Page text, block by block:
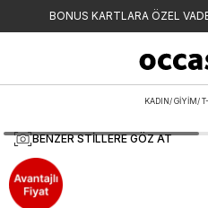
BONUS KARTLARA ÖZEL
KADIN/ GİYİM/
BENZER STILLERE GÖZ AT
Vans